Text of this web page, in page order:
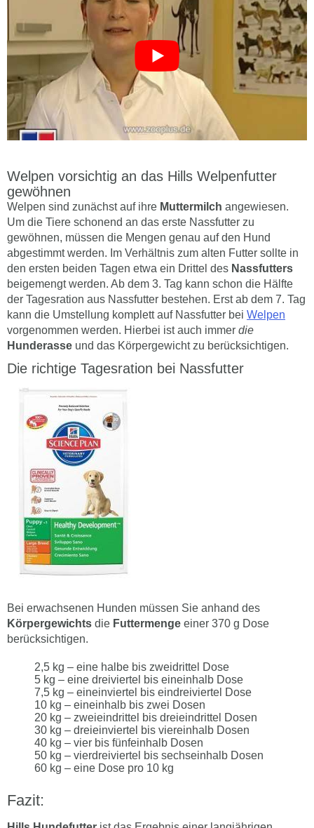
Welpen vorsichtig an das Hills Welpenfutter
gewöhnen
Welpen sind zunächst auf ihre Muttermilch angewiesen.
Um die Tiere schonend an das erste Nassfutter zu
gewöhnen, müssen die Mengen genau auf den Hund
abgestimmt werden. Im Verhältnis zum alten Futter sollte in
den ersten beiden Tagen etwa ein Drittel des Nassfutters
beigemengt werden. Ab dem 3. Tag kann schon die Hälfte
der Tagesration aus Nassfutter bestehen. Erst ab dem 7. Tag
kann die Umstellung komplett auf Nassfutter bei Welpen
vorgenommen werden. Hierbei ist auch immer die
Hunderasse und das Körpergewicht zu berücksichtigen.
Die richtige Tagesration bei Nassfutter
Bei erwachsenen Hunden müssen Sie anhand des
Körpergewichts die Futtermenge einer 370 g Dose
berücksichtigen.
2,5 kg – eine halbe bis zweidrittel Dose
5 kg – eine dreiviertel bis eineinhalb Dose
7,5 kg – eineinviertel bis eindreiviertel Dose
10 kg – eineinhalb bis zwei Dosen
20 kg – zweieindrittel bis dreieindrittel Dosen
30 kg – dreieinviertel bis viereinhalb Dosen
40 kg – vier bis fünfeinhalb Dosen
50 kg – vierdreiviertel bis sechseinhalb Dosen
60 kg – eine Dose pro 10 kg
Fazit: